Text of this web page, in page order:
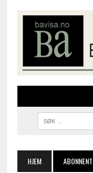
HJEM ABONNENT